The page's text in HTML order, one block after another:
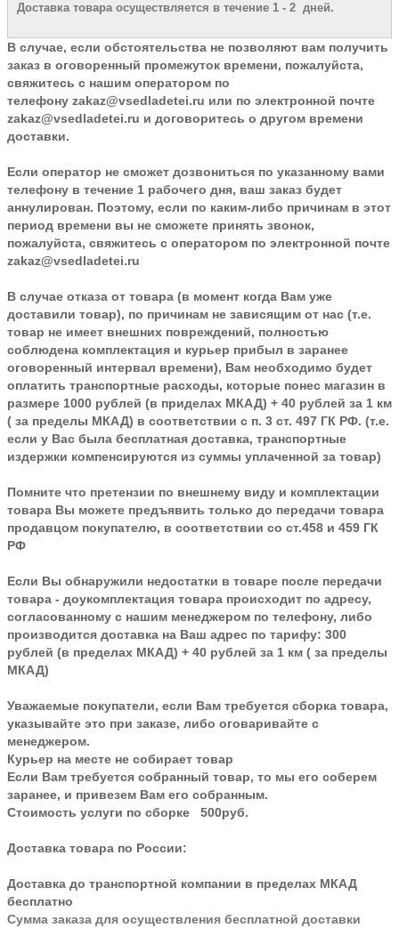
Доставка товара осуществляется в течение 1 - 2 дней.
В случае, если обстоятельства не позволяют вам получить
заказ в оговоренный промежуток времени, пожалуйста,
свяжитесь с нашим оператором по
телефону zakaz@vsedladetei.ru или по электронной почте
zakaz@vsedladetei.ru и договоритесь о другом времени
доставки.
Если оператор не сможет дозвониться по указанному вами
телефону в течение 1 рабочего дня, ваш заказ будет
аннулирован. Поэтому, если по каким-либо причинам в этот
период времени вы не сможете принять звонок,
пожалуйста, свяжитесь с оператором по электронной почте
zakaz@vsedladetei.ru
В случае отказа от товара (в момент когда Вам уже
доставили товар), по причинам не зависящим от нас (т.е.
товар не имеет внешних повреждений, полностью
соблюдена комплектация и курьер прибыл в заранее
оговоренный интервал времени), Вам необходимо будет
оплатить транспортные расходы, которые понес магазин в
размере 1000 рублей (в приделах МКАД) + 40 рублей за 1 км
( за пределы МКАД) в соответствии с п. 3 ст. 497 ГК РФ. (т.е.
если у Вас была бесплатная доставка, транспортные
издержки компенсируются из суммы уплаченной за товар)
Помните что претензии по внешнему виду и комплектации
товара Вы можете предъявить только до передачи товара
продавцом покупателю, в соответствии со ст.458 и 459 ГК
РФ
Если Вы обнаружили недостатки в товаре после передачи
товара - доукомплектация товара происходит по адресу,
согласованному с нашим менеджером по телефону, либо
производится доставка на Ваш адрес по тарифу: 300
рублей (в пределах МКАД) + 40 рублей за 1 км ( за пределы
МКАД)
Уважаемые покупатели, если Вам требуется сборка товара,
указывайте это при заказе, либо оговаривайте с
менеджером.
Курьер на месте не собирает товар
Если Вам требуется собранный товар, то мы его соберем
заранее, и привезем Вам его собранным.
Стоимость услуги по сборке 500руб.
Доставка товара по России:
Доставка до транспортной компании в пределах МКАД
бесплатно
Сумма заказа для осуществления бесплатной доставки